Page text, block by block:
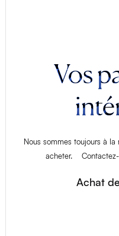
Vos
Nous sommes toujours à
acheter. Contactez-
Achat